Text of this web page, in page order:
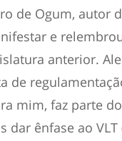
de Ogum, autor
e
anterior.
de
mim, faz parte
dar ênfase ao